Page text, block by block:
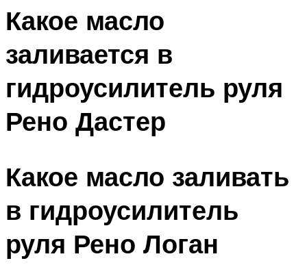
Какое масло
заливается в
гидроусилитель руля
Рено Дастер
Какое масло заливать
в гидроусилитель
руля Рено Логан